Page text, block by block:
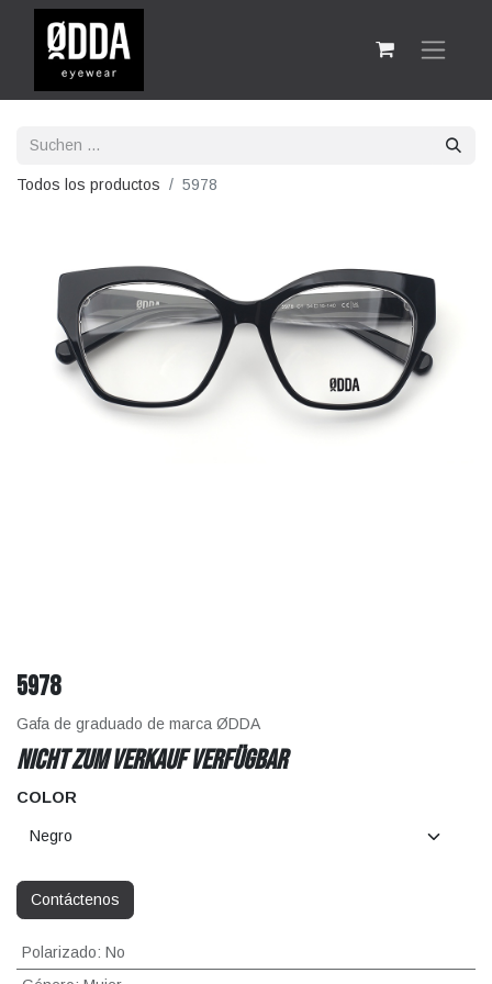
Todos los productos 5978
5978
Gafa de graduado de marca ØDDA
Nicht zum Verkauf verfügbar
COLOR
Contáctenos
Polarizado: No